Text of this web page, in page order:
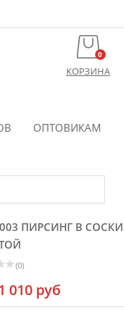
0
КОРЗИНА
ОПТОВИКАМ
003 ПИРСИНГ В
(0)
010 руб